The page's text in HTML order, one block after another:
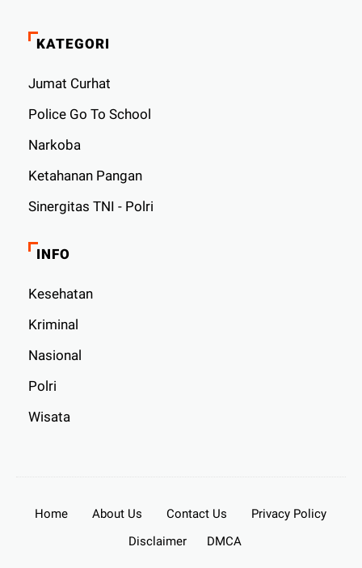
KATEGORI
Jumat Curhat
Police Go To School
Narkoba
Ketahanan Pangan
Sinergitas TNI - Polri
INFO
Kesehatan
Kriminal
Nasional
Polri
Wisata
Home About Us Contact Us
Privacy Policy
Disclaimer
DMCA